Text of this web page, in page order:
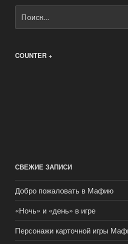
COUNTER +
СВЕЖИЕ ЗАПИСИ
Добро пожаловать в Мафию
«Ночь» и «день» в игре
Персонажи карточной игры